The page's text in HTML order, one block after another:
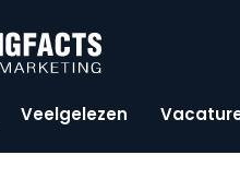
Veelgelezen